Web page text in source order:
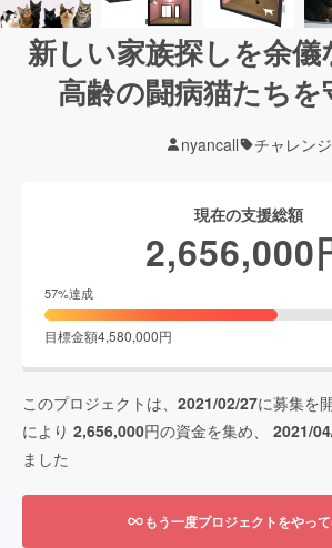
新しい家族探しを余
高齢の闘病猫たち
nyancall チャレンジ
現在の支援総額
2,656,000
57%達成
目標金額4,580,000円
このプロジェクトは、 2021/02/27に募集を
により 2,656,000円の資金を集め、 2021/
ました
もう一度プロジェクトをやっ